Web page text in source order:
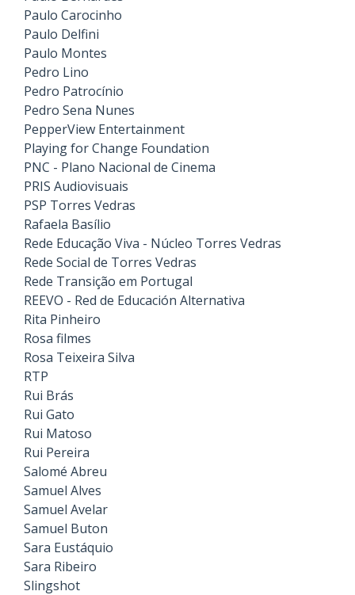
Paulo Carocinho
Paulo Delfini
Paulo Montes
Pedro Lino
Pedro Patrocínio
Pedro Sena Nunes
PepperView Entertainment
Playing for Change Foundation
PNC - Plano Nacional de Cinema
PRIS Audiovisuais
PSP Torres Vedras
Rafaela Basílio
Rede Educação Viva - Núcleo Torres Vedras
Rede Social de Torres Vedras
Rede Transição em Portugal
REEVO - Red de Educación Alternativa
Rita Pinheiro
Rosa filmes
Rosa Teixeira Silva
RTP
Rui Brás
Rui Gato
Rui Matoso
Rui Pereira
Salomé Abreu
Samuel Alves
Samuel Avelar
Samuel Buton
Sara Eustáquio
Sara Ribeiro
Slingshot